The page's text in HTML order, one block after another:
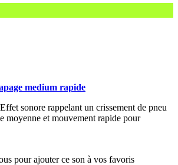
medium rapide
sonore rappelant un crissement de pneu
moyenne et mouvement rapide pour